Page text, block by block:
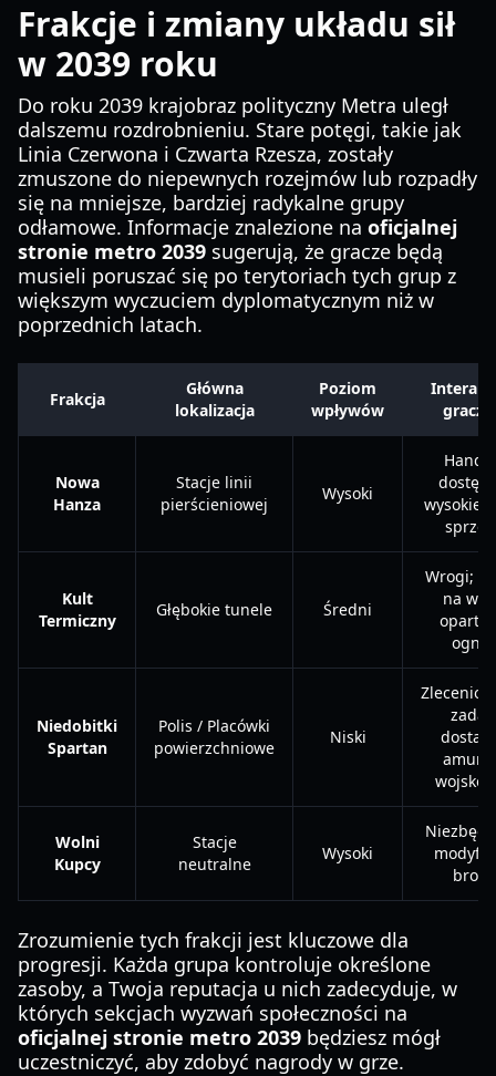
Frakcje i zmiany układu sił
w 2039 roku
Do roku 2039 krajobraz polityczny Metra uległ
dalszemu rozdrobnieniu. Stare potęgi, takie jak
Linia Czerwona i Czwarta Rzesza, zostały
zmuszone do niepewnych rozejmów lub rozpadły
się na mniejsze, bardziej radykalne grupy
odłamowe. Informacje znalezione na oficjalnej
stronie metro 2039 sugerują, że gracze będą
musieli poruszać się po terytoriach tych grup z
większym wyczuciem dyplomatycznym niż w
poprzednich latach.
Frakcja
Główna
lokalizacja
Poziom
wpływów
Nowa
Hanza
Stacje linii
pierścieniowej
Wysoki
dostęp
wysokiej
Kult
Termiczny
Głębokie tunele Średni
Wrogi;
na
opartą
Niedobitki
Spartan
Polis / Placówki
powierzchniowe
Niski
Wolni
Kupcy
Stacje
neutralne
Wysoki
broni.
Zrozumienie tych frakcji jest kluczowe dla
progresji. Każda grupa kontroluje określone
zasoby, a Twoja reputacja u nich zadecyduje, w
których sekcjach wyzwań społeczności na
oficjalnej stronie metro 2039 będziesz mógł
uczestniczyć, aby zdobyć nagrody w grze.